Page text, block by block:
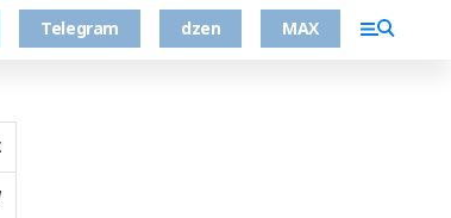
Telegram dzen MAX